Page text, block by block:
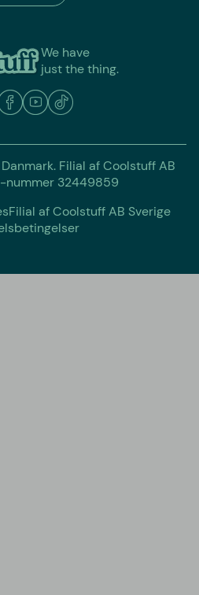
We have
just the thing.
Filial af Coolstuff AB
nummer 32449859
Filial af Coolstuff AB Sverige